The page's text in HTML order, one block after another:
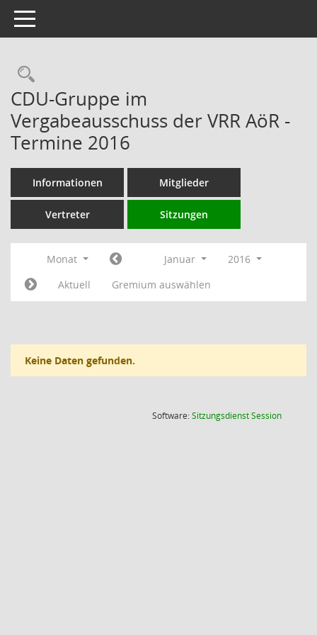
Toggle navigation
Rechercheauswahl
CDU-Gruppe im
Vergabeausschuss der VRR AöR -
Termine 2016
Informationen Mitglieder
Vertreter Sitzungen
Monat Januar
2016
Aktuell
Gremium auswählen
Keine Daten gefunden.
Software:SitzungsdienstSession(Wird in